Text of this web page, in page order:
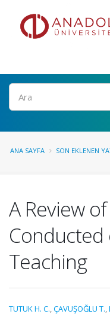
Ara
ANA SAYFA SON EKLENEN
A Review
Teaching
TUTUK H. C.,ÇAVUŞOĞLU T.,